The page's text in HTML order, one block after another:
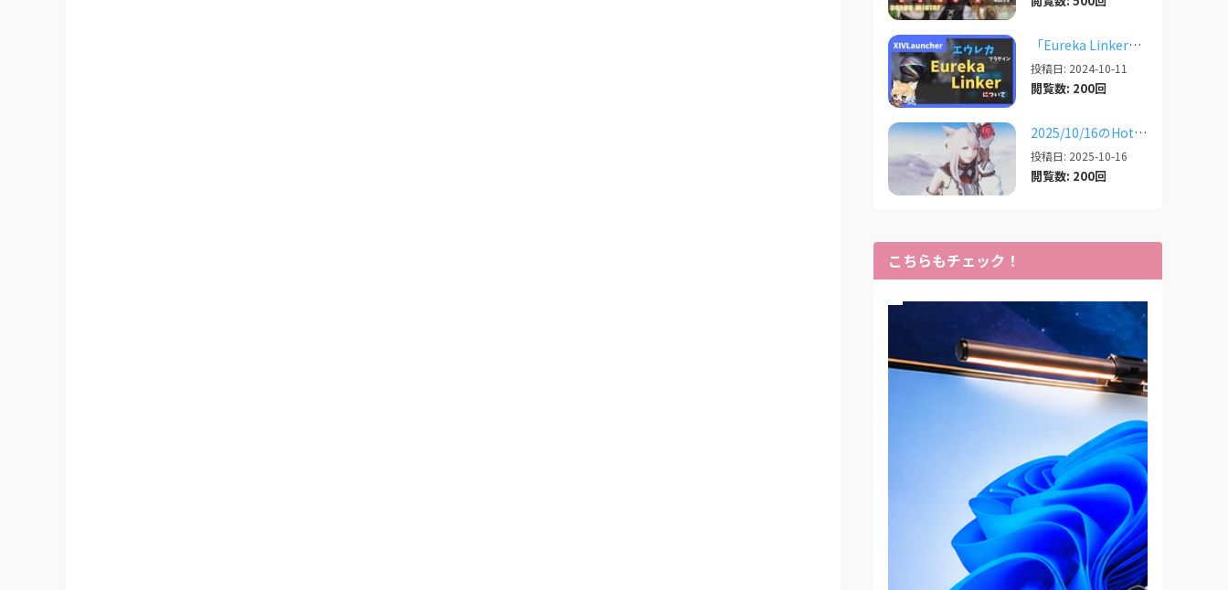
「Eureka Linker」 エウレカでの便利プラグイン【2024/10/11更新】
投稿日: 2024-10-11
閲覧数: 200回
2025/10/16のHotfixでのXIVLauncherなどツールの話
投稿日: 2025-10-16
閲覧数: 200回
こちらもチェック！